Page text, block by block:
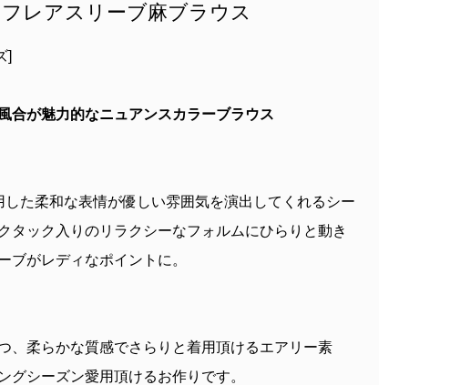
フレアスリーブ麻ブラウス
]
合が魅力的なニュアンスカラーブラウス
た柔和な表情が優しい雰囲気を演出してくれるシー
タック入りのリラクシーなフォルムにひらりと動き
ブがレディなポイントに。
、柔らかな質感でさらりと着用頂けるエアリー素
グシーズン愛用頂けるお作りです。